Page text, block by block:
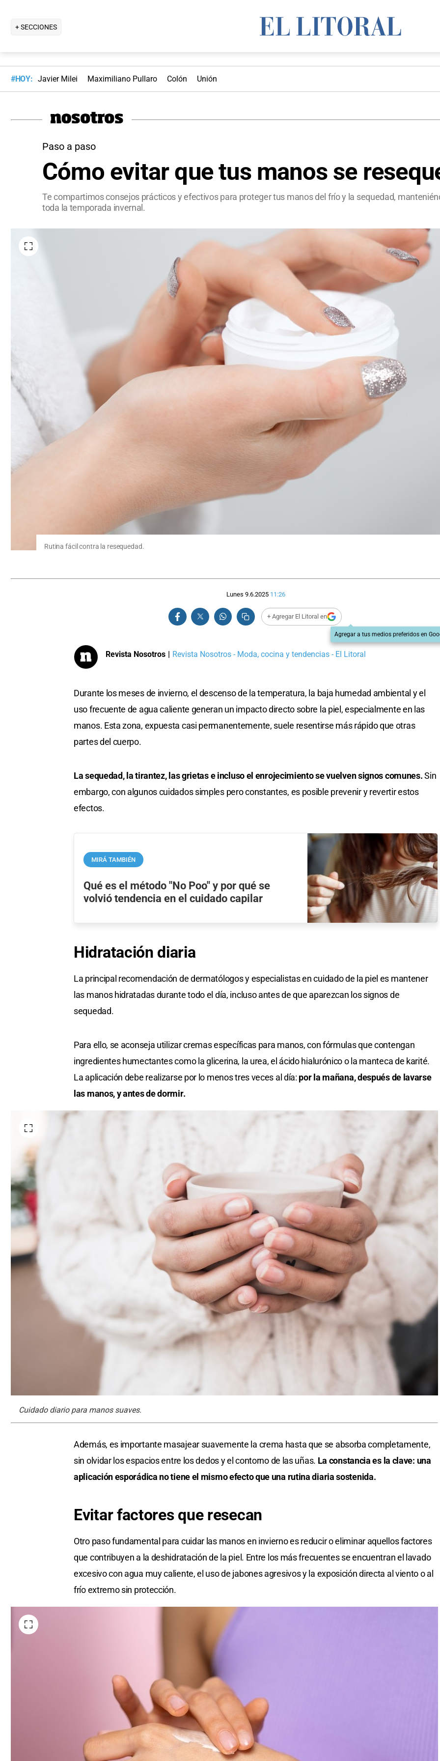
+ SECCIONES
#HOY: Javier Milei Maximiliano Pullaro Colón Unión
Paso a paso
Cómo evitar que tus manos se
Te compartimos consejos prácticos y efectivos para proteger tus manos del frío y la sequedad,
toda la temporada invernal.
Rutina fácil contra la resequedad.
Lunes 9.6.2025 11:26
+ Agregar El Litoral en
Agregar a tus medios preferidos en
Revista Nosotros | Revista Nosotros - Moda, cocina y tendencias - El Litoral
Durante los meses de invierno, el descenso de la temperatura, la baja humedad ambiental y el
uso frecuente de agua caliente generan un impacto directo sobre la piel, especialmente en las
manos. Esta zona, expuesta casi permanentemente, suele resentirse más rápido que otras
partes del cuerpo.
La sequedad, la tirantez, las grietas e incluso el enrojecimiento se vuelven signos comunes.Sin
embargo, con algunos cuidados simples pero constantes, es posible prevenir y revertir estos
efectos.
MIRÁ TAMBIÉN
Qué es el método "No Poo" y por qué se
volvió tendencia en el cuidado capilar
Hidratación diaria
La principal recomendación de dermatólogos y especialistas en cuidado de la piel es mantener
las manos hidratadas durante todo el día, incluso antes de que aparezcan los signos de
sequedad.
Para ello, se aconseja utilizar cremas específicas para manos, con fórmulas que contengan
ingredientes humectantes como la glicerina, la urea, el ácido hialurónico o la manteca de karité.
La aplicación debe realizarse por lo menos tres veces al día: por la mañana,después de lavarse
las manos, y antes de dormir.
Cuidado diario para manos suaves.
Además, es importante masajear suavemente la crema hasta que se absorba completamente,
sin olvidar los espacios entre los dedos y el contorno de las uñas. La constancia es la clave: una
aplicación esporádica no tiene el mismo efecto que una rutina diaria sostenida.
Evitar factores que resecan
Otro paso fundamental para cuidar las manos en invierno es reducir o eliminar aquellos factores
que contribuyen a la deshidratación de la piel. Entre los más frecuentes se encuentran el lavado
excesivo con agua muy caliente, el uso de jabones agresivos y la exposición directa al viento o al
frío extremo sin protección.